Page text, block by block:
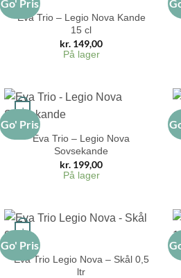
Go' Pris
Eva Trio – Legio Nova Kande
15 cl
kr. 149,00
På lager
Go' Pris
+
Eva Trio – Legio Nova
Sovsekande
kr. 199,00
På lager
Go' Pris
+
Eva Trio Legio Nova – Skål 0,5
ltr